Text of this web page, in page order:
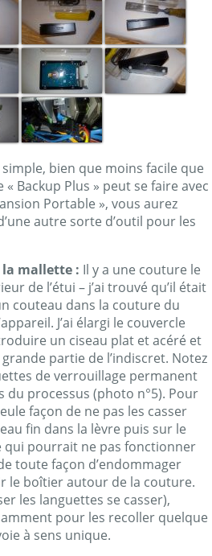
bien que moins facile que
« Backup Plus » peut se faire avec
Portable », vous aurez
autre sorte d’outil pour les
la mallette : Il y a une couture le
de l’étui – j’ai trouvé qu’il était
couteau dans la couture du
J’ai élargi le couvercle
un ciseau plat et acéré et
partie de l’indiscret. Notez
de verrouillage permanent
du processus (photo n°5). Pour
façon de ne pas les casser
fin dans la lèvre puis sur le
qui pourrait ne pas fonctionner
toute façon d’endommager
le boîtier autour de la couture.
les languettes se casser),
pour les recoller quelque
à sens unique.